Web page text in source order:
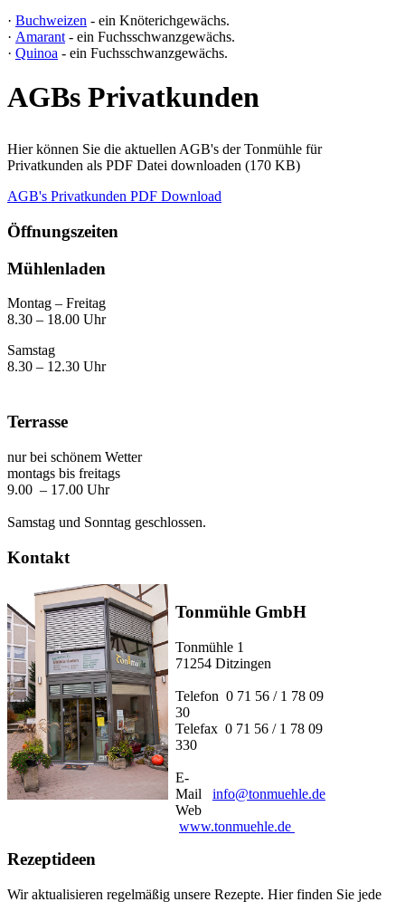
· Buchweizen - ein Knöterichgewächs.
· Amarant - ein Fuchsschwanzgewächs.
· Quinoa - ein Fuchsschwanzgewächs.
AGBs Privatkunden
Hier können Sie die aktuellen AGB's der Tonmühle für
Privatkunden als PDF Datei downloaden (170 KB)
AGB's Privatkunden PDF Download
Öffnungszeiten
Mühlenladen
Montag – Freitag
8.30 – 18.00 Uhr
Samstag
8.30 – 12.30 Uhr
Terrasse
nur bei schönem Wetter
montags bis freitags
9.00 – 17.00 Uhr
Samstag und Sonntag geschlossen.
Kontakt
Tonmühle GmbH
Tonmühle 1
71254 Ditzingen
Telefon 0 71 56 / 1 78 09
30
Telefax 0 71 56 / 1 78 09
330
E-
Mail
info@tonmuehle.de
Web
www.tonmuehle.de
Rezeptideen
Wir aktualisieren regelmäßig unsere Rezepte. Hier finden Sie jede